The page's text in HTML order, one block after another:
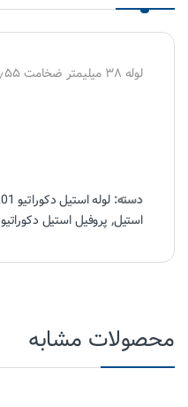
لوله ۳۸ میلیمتر ضخامت ۰٫۵۵ آلیاژ ۲۰۱
دسته:لوله استیل دکوراتیو 201
استیل, پروفیل استیل دکوراتیو
محصولات مشابه